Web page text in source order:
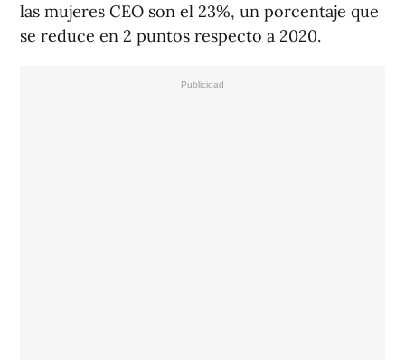
las mujeres CEO son el 23%, un porcentaje que
se reduce en 2 puntos respecto a 2020.